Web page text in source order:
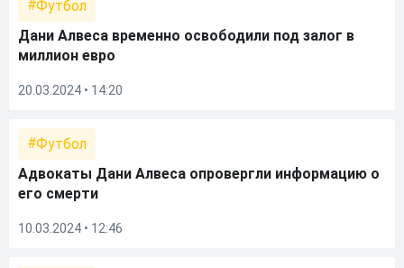
Футбол
Дани Алвеса временно освободили под залог в
миллион евро
20.03.2024 • 14:20
Футбол
Адвокаты Дани Алвеса опровергли информацию о
его смерти
10.03.2024 • 12:46